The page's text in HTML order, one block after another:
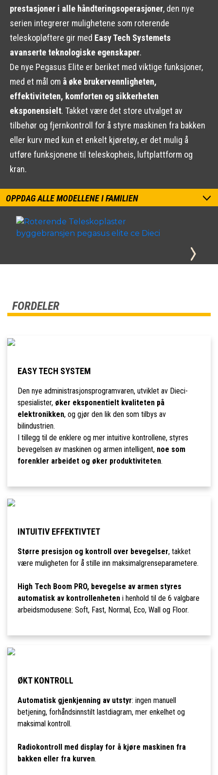
prestasjoner i alle håndteringsoperasjoner, den nye
serien integrerer mulighetene som roterende
teleskopløftere gir med Easy Tech Systemets
avanserte teknologiske egenskaper.
De nye Pegasus Elite er beriket med viktige funksjoner,
med et mål om å øke brukervennligheten,
effektiviteten, komforten og sikkerheten
eksponensielt. Takket være det store utvalget av
tilbehør og fjernkontroll for å styre maskinen fra bakken
eller kurv med kun et enkelt kjøretøy, er det mulig å
utføre funksjonene til teleskopheis, luftplattform og
kran.
OPPDAG ALLE MODELLENE I FAMILIEN
FORDELER
EASY TECH SYSTEM
Den nye administrasjonsprogramvaren, utviklet av Dieci-
spesialister, øker eksponentielt kvaliteten på
elektronikken, og gjør den lik den som tilbys av
bilindustrien.
I tillegg til de enklere og mer intuitive kontrollene, styres
bevegelsen av maskinen og armen intelligent, noe som
forenkler arbeidet og øker produktiviteten.
INTUITIV EFFEKTIVTET
Større presisjon og kontroll over bevegelser, takket
være muligheten for å stille inn maksimalgrenseparametere.
High Tech Boom PRO, bevegelse av armen styres
automatisk av kontrollenheteni henhold til de 6 valgbare
arbeidsmodusene: Soft, Fast, Normal, Eco, Wall og Floor.
ØKT KONTROLL
Automatisk gjenkjenning av utstyr: ingen manuell
betjening, forhåndsinnstilt lastdiagram, mer enkelhet og
maksimal kontroll.
Radiokontroll med display for å kjøre maskinen fra
bakken eller fra kurven.